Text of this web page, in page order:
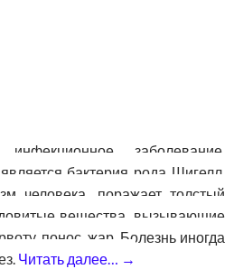
заболевание,
бактерия рода Шигелл,
человека, поражает толстый
вещества, вызывающие
понос, жар. Болезнь иногда
Читать далее… →